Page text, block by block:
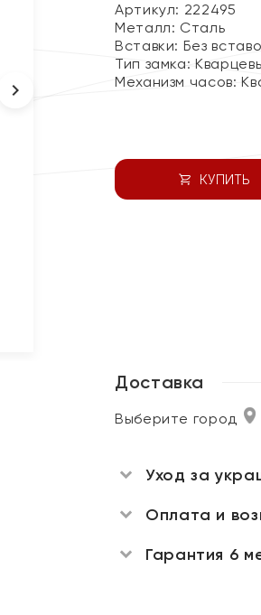
Артикул: 222495
Металл: Сталь
Вставки: Без
Тип замка:
Механизм часов:
КУПИТЬ
Доставка
Выберите город
Уход за
Оплата и
Гарантия 6